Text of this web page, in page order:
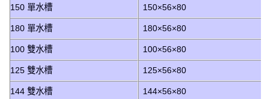
150 單水槽 150×56×80
180 單水槽 180×56×80
100 雙水槽 100×56×80
125 雙水槽 125×56×80
144 雙水槽 144×56×80